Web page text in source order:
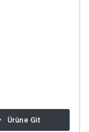
Ürüne Git